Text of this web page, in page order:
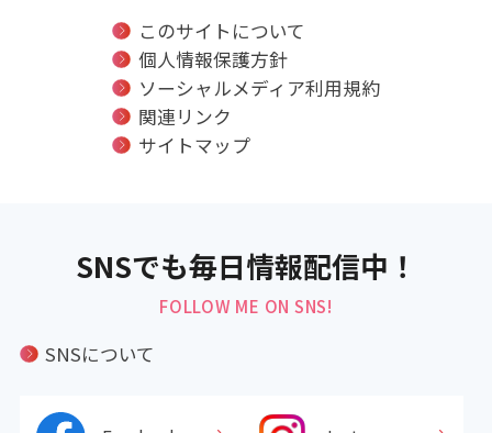
このサイトについて
個人情報保護方針
ソーシャルメディア利用規約
関連リンク
サイトマップ
SNSでも毎日情報配信中！
FOLLOW ME ON SNS!
SNSについて